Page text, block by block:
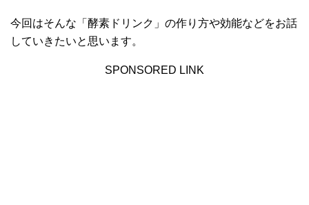
今回はそんな「酵素ドリンク」の作り方や効能などをお話
していきたいと思います。
SPONSORED LINK